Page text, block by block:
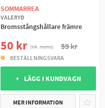
SOMMARREA
VALERYD
Bromsstångshållare främre
50 kr (ink. moms) 59 kr
BESTÄLLNINGSVARA
+ LÄGG I KUNDVAGN
MER INFORMATION